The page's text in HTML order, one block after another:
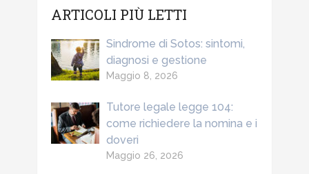
ARTICOLI PIÙ LETTI
Sindrome di Sotos: sintomi,
diagnosi e gestione
Maggio 8, 2026
Tutore legale legge 104:
come richiedere la nomina e i
doveri
Maggio 26, 2026